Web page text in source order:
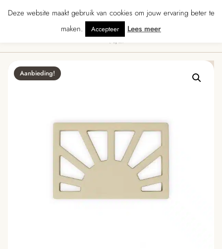
· Gratis verzending vanaf € 70 · Gratis kaartje met je bestelling •
Aanbieding!
Deze website maakt gebruik van cookies om jouw ervaring beter te
maken.
Accepteer Lees meer